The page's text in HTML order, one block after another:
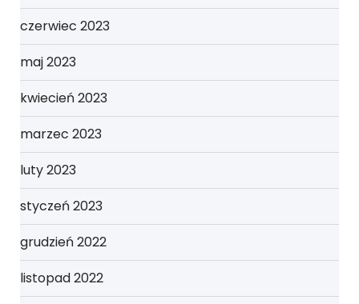
czerwiec 2023
maj 2023
kwiecień 2023
marzec 2023
luty 2023
styczeń 2023
grudzień 2022
listopad 2022